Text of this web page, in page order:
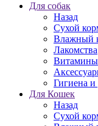
Для собак
Назад
Сухой
Влажный
Лакомства
Витамины
Гигиена и
Для Кошек
Назад
Сухой